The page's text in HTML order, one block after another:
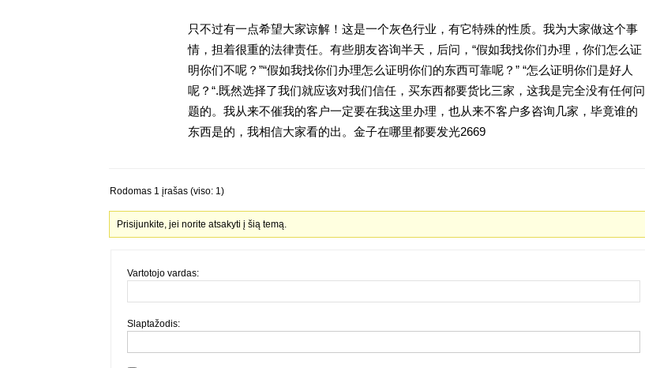
只不过有一点希望大家谅解！这是一个灰色行业，有它特殊的性质。我为大家做这个事
情，担着很重的法律责任。有些朋友咨询半天，后问，“假如我找你们办理，你们怎么证
明你们不呢？”“假如我找你们办理怎么证明你们的东西可靠呢？” “怎么证明你们是好人
呢？“.既然选择了我们就应该对我们信任，买东西都要货比三家，这我是完全没有任何问
题的。我从来不催我的客户一定要在我这里办理，也从来不客户多咨询几家，毕竟谁的
东西是的，我相信大家看的出。金子在哪里都要发光2669
Rodomas 1 įrašas (viso: 1)
Prisijunkite, jei norite atsakyti į šią temą.
Vartotojo vardas:
Slaptažodis: